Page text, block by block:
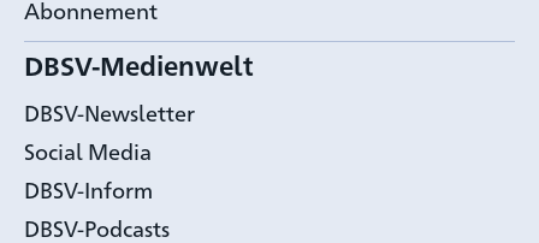
Abonnement
DBSV-Medienwelt
DBSV-Newsletter
Social Media
DBSV-Inform
DBSV-Podcasts